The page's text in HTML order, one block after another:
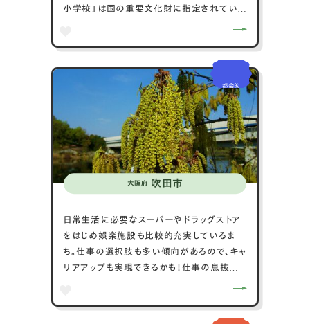
小学校」は国の重要文化財に指定されていま
どの水上レジャーが楽しめるスポットとして知
られています。市内では毎年「本庄早稲田マラ
ソン」などのスポーツイベントも開催され、健
康とスポーツの町としてもその名を馳せてい
ます。本庄市は、その歴史的遺産と自然の美し
さで訪れる人々に心地よい時間を提供しま
す。
大阪府 吹田市
都会的
日常生活に必要なスーパーやドラッグストア
をはじめ娯楽施設も比較的充実しているま
ち。仕事の選択肢も多い傾向があるので、キャ
リアアップも実現できるかも！仕事の息抜き